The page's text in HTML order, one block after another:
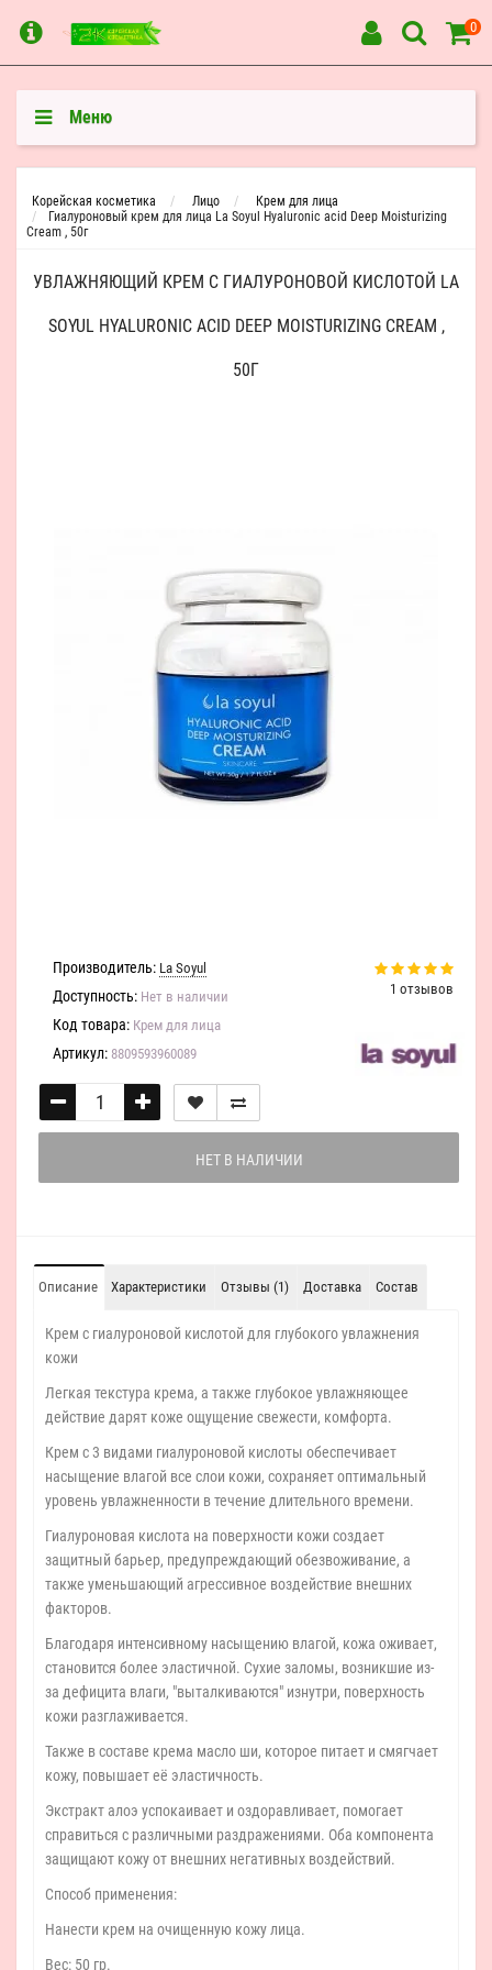
0
Меню
Корейская косметика Лицо
Крем для лица
Гиалуроновый крем для лица La Soyul Hyaluronic acid Deep Moisturizing
Cream , 50г
УВЛАЖНЯЮЩИЙ КРЕМ С ГИАЛУРОНОВОЙ КИСЛОТОЙ LA
SOYUL HYALURONIC ACID DEEP MOISTURIZING CREAM ,
50Г
1 отзывов
Производитель: La Soyul
Доступность: Нет в наличии
Код товара: Крем для лица
Артикул: 8809593960089
НЕТ В НАЛИЧИИ
Описание Характеристики Отзывы (1) Доставка Состав
Крем с гиалуроновой кислотой для глубокого увлажнения
кожи
Легкая текстура крема, а также глубокое увлажняющее
действие дарят коже ощущение свежести, комфорта.
Крем с 3 видами гиалуроновой кислоты обеспечивает
насыщение влагой все слои кожи, сохраняет оптимальный
уровень увлажненности в течение длительного времени.
Гиалуроновая кислота на поверхности кожи создает
защитный барьер, предупреждающий обезвоживание, а
также уменьшающий агрессивное воздействие внешних
факторов.
Благодаря интенсивному насыщению влагой, кожа оживает,
становится более эластичной. Сухие заломы, возникшие из-
за дефицита влаги, "выталкиваются" изнутри, поверхность
кожи разглаживается.
Также в составе крема масло ши, которое питает и смягчает
кожу, повышает её эластичность.
Экстракт алоэ успокаивает и оздоравливает, помогает
справиться с различными раздражениями. Оба компонента
защищают кожу от внешних негативных воздействий.
Способ применения:
Нанести крем на очищенную кожу лица.
Вес: 50 гр.